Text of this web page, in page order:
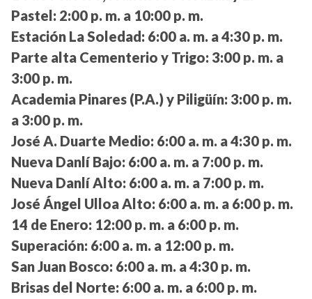
Pastel: 2:00 p. m. a 10:00 p. m.
Estación La Soledad: 6:00 a. m. a 4:30 p. m.
Parte alta Cementerio y Trigo: 3:00 p. m. a
3:00 p. m.
Academia Pinares (P.A.) y Piligüín: 3:00 p. m.
a 3:00 p. m.
José A. Duarte Medio: 6:00 a. m. a 4:30 p. m.
Nueva Danlí Bajo: 6:00 a. m. a 7:00 p. m.
Nueva Danlí Alto: 6:00 a. m. a 7:00 p. m.
José Ángel Ulloa Alto: 6:00 a. m. a 6:00 p. m.
14 de Enero: 12:00 p. m. a 6:00 p. m.
Superación: 6:00 a. m. a 12:00 p. m.
San Juan Bosco: 6:00 a. m. a 4:30 p. m.
Brisas del Norte: 6:00 a. m. a 6:00 p. m.